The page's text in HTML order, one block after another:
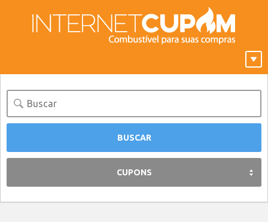
CUPONS